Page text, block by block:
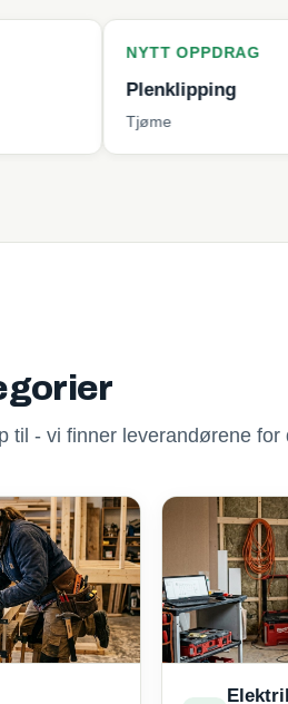
NYTT OPPDRAG
Plenklipping
til - vi finner leverandørene for